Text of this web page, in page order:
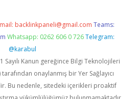
backlinkpaneli@gmail.com Teams:
Whatsapp: 0262 606 0 726 Telegram:
@karabul
Sayılı Kanun gereğince Bilgi Teknolojileri
onaylanmış bir Yer Sağlayıcı
Bu nedenle, sitedeki içerikleri proaktif